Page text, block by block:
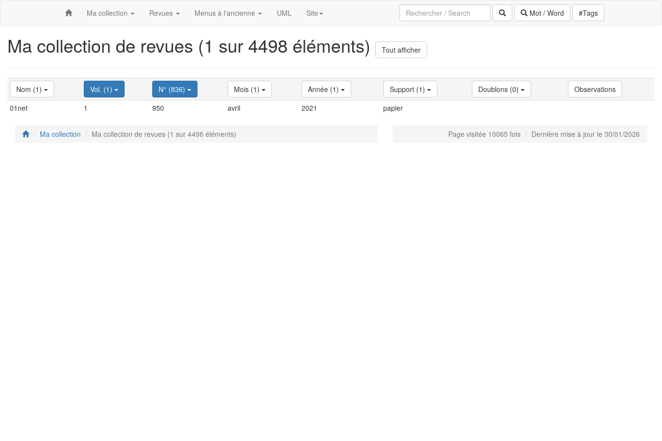
Ma collection Revues Menus à l'ancienne UML Site Mot / Word #Tags
Ma collection de revues (1 sur 4498 éléments) Tout afficher
Nom (1) Vol. (1) N° (836) Mois (1) Année (1) Support (1) Doublons (0)
Observations
01net
1 950 avril 2021 papier
Ma collection Ma collection de revues (1 sur 4498 éléments) Page visitée 10065 fois Dernière mise à jour le 30/01/2026